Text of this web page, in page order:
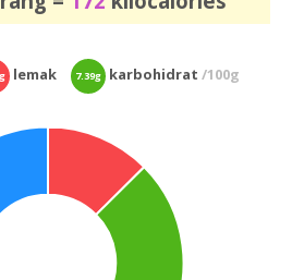
lemak 7.39g karbohidrat/100g